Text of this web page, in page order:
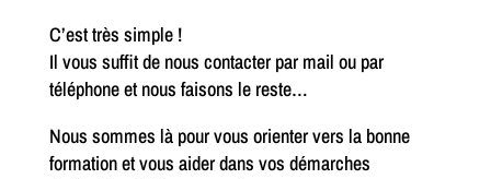
C’est très simple !
Il vous suffit de nous contacter par mail ou par
téléphone et nous faisons le reste…
Nous sommes là pour vous orienter vers la bonne
formation et vous aider dans vos démarches